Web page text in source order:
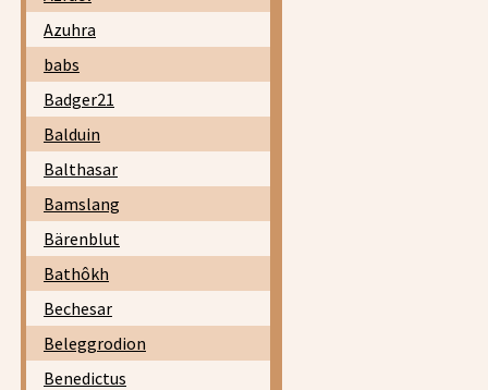
Azuhra
babs
Badger21
Balduin
Balthasar
Bamslang
Bärenblut
Bathôkh
Bechesar
Beleggrodion
Benedictus